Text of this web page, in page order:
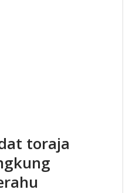
toraja